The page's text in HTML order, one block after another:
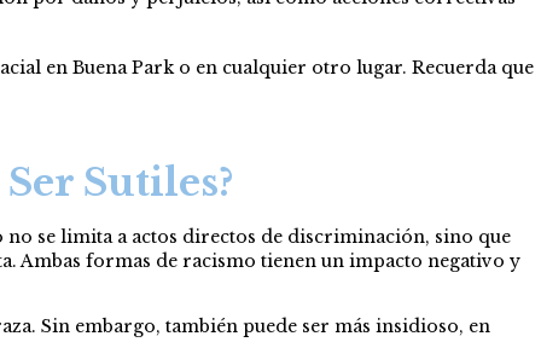
en Buena Park o en cualquier otro lugar. Recuerda que
Sutiles?
no se limita a actos directos de discriminación, sino que
Ambas formas de racismo tienen un impacto negativo y
Sin embargo, también puede ser más insidioso, en